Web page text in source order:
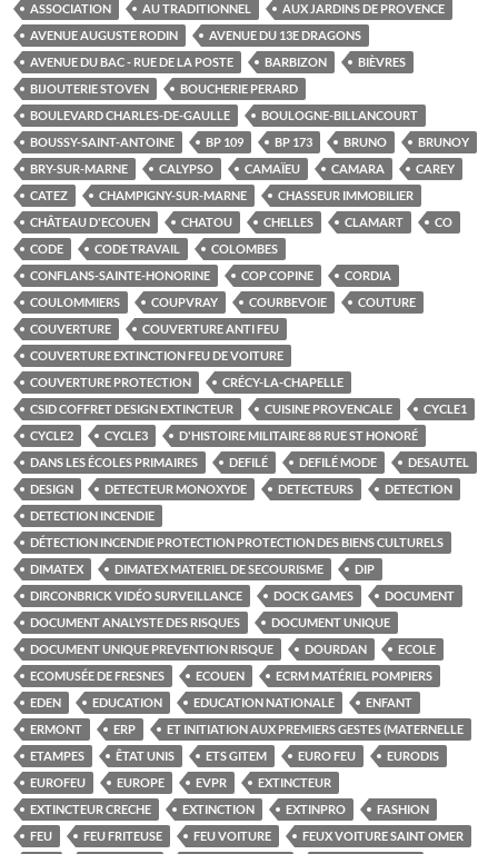
ASSOCIATION
AU TRADITIONNEL
AUX JARDINS DE PROVENCE
AVENUE AUGUSTE RODIN
AVENUE DU 13E DRAGONS
AVENUE DU BAC - RUE DE LA POSTE
BARBIZON
BIÈVRES
BIJOUTERIE STOVEN
BOUCHERIE PERARD
BOULEVARD CHARLES-DE-GAULLE
BOULOGNE-BILLANCOURT
BOUSSY-SAINT-ANTOINE
BP 109 BP 173 BRUNO
BRUNOY
BRY-SUR-MARNE
CALYPSO CAMAÏEU CAMARA
CAREY
CATEZ
CHAMPIGNY-SUR-MARNE
CHASSEUR IMMOBILIER
CHÂTEAU D'ECOUEN
CHATOU CHELLES CLAMART
CO
CODE
CODE TRAVAIL
COLOMBES
CONFLANS-SAINTE-HONORINE
COP COPINE
CORDIA
COULOMMIERS
COUPVRAY COURBEVOIE
COUTURE
COUVERTURE
COUVERTURE ANTI FEU
COUVERTURE EXTINCTION FEU DE VOITURE
COUVERTURE PROTECTION
CRÉCY-LA-CHAPELLE
CSID COFFRET DESIGN EXTINCTEUR
CUISINE PROVENCALE
CYCLE1
CYCLE2
CYCLE3
D'HISTOIRE MILITAIRE 88 RUE ST HONORÉ
DANS LES ÉCOLES PRIMAIRES
DEFILÉ DEFILÉ MODE
DESAUTEL
DESIGN
DETECTEUR MONOXYDE DETECTEURS
DETECTION
DETECTION INCENDIE
DÉTECTION INCENDIE PROTECTION PROTECTION DES BIENS CULTURELS
DIMATEX
DIMATEX MATERIEL DE SECOURISME
DIP
DIRCONBRICK VIDÉO SURVEILLANCE
DOCK GAMES
DOCUMENT
DOCUMENT ANALYSTE DES RISQUES
DOCUMENT UNIQUE
DOCUMENT UNIQUE PREVENTION RISQUE
DOURDAN
ECOLE
ECOMUSÉE DE FRESNES
ECOUEN
ECRM MATÉRIEL POMPIERS
EDEN
EDUCATION EDUCATION NATIONALE
ENFANT
ERMONT
ERP
ET INITIATION AUX PREMIERS GESTES (MATERNELLE
ETAMPES
ÊTAT UNIS ETS GITEM EURO FEU
EURODIS
EUROFEU
EUROPE EVPR
EXTINCTEUR
EXTINCTEUR CRECHE
EXTINCTION EXTINPRO
FASHION
FEU
FEU FRITEUSE FEU VOITURE
FEUX VOITURE SAINT OMER